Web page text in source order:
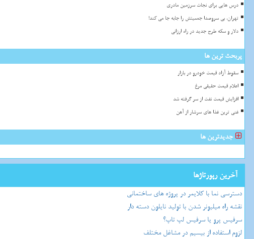
درس هایی برای نجات سرزمین مادری
تهران، بی سروصدا جمعیتش را جابه جا می کند!
دلار و سکه طرح جدید در راه ارزانی
پربحث ترین ها
سقوط آزاد قیمت خودرو در بازار
اعلام قیمت حقیقی مرغ
افزایش قیمت نفت از سر گرفته شد
غنی ترین غذا های سرشار از آهن
جدیدترین ها
آخرین رپورتاژها
دسترسی نما با کلایمر در پروژه های ساختمانی
نقشه راه میلیونر شدن با تولید نایلون دسته دار
سرفیس پرو یا سرفیس لپ تاپ؟
لزوم استفاده از بیسیم در مشاغل مختلف